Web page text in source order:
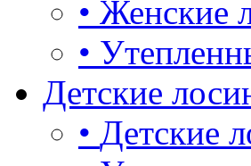
• Женские
•
Детские
• Детские